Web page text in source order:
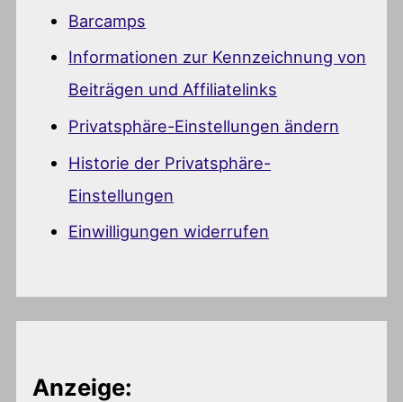
Barcamps
Informationen zur Kennzeichnung von
Beiträgen und Affiliatelinks
Privatsphäre-Einstellungen ändern
Historie der Privatsphäre-
Einstellungen
Einwilligungen widerrufen
Anzeige: